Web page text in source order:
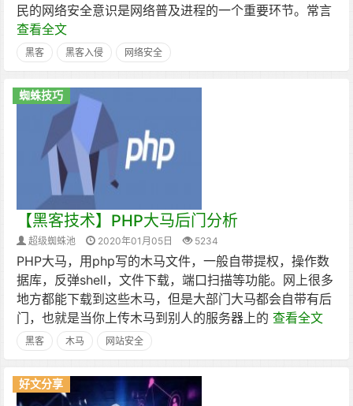
民的网络安全意识是网络普及进程的一个重要环节。常言
查看全文
黑客 黑客入侵 网络安全
蜘蛛技巧
【黑客技术】PHP大马后门分析
超级蜘蛛池 2020年01月05日 5234
PHP大马，用php写的木马文件，一般自带提权，操作数
据库，反弹shell，文件下载，端口扫描等功能。网上很多
地方都能下载到这些木马，但是大部门大马都会自带有后
门，也就是当你上传木马到别人的服务器上的 查看全文
黑客 木马 网站安全
好文分享